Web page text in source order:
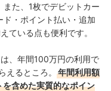
た、1枚でデビットカー
ド・ポイント払い・追加
ている点も便利です。
、年間100万円の利用で
るところ。
年間利用額
含めた実質的なポイン